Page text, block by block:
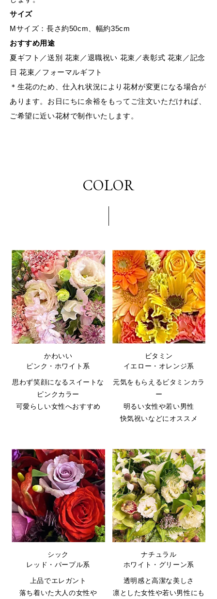
サイズ
Mサイズ：長さ約50cm、幅約35cm
おすすめ用途
夏ギフト／送別 花束／退職祝い 花束／表彰式 花束／記念
日 花束／フォーマルギフト
＊生花のため、仕入れ状況により花材が変更になる場合が
あります。お日にちに余裕をもってご注文いただければ、
ご希望に近い花材で制作いたします。
COLOR
かわいい
ピンク・ホワイト系
思わず笑顔になるスイートな
ピンクカラー
可愛らしい女性へおすすめ
ビタミン
イエロー・オレンジ系
元気をもらえるビタミンカラ
ー
明るい女性や若い男性
快気祝いなどにオススメ
シック
レッド・パープル系
上品でエレガント
落ち着いた大人の女性や
ナチュラル
ホワイト・グリーン系
透明感と高潔な美しさ
凛とした女性や若い男性にも